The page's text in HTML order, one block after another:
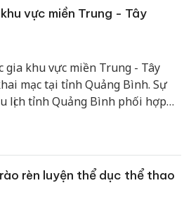
vực miền Trung - Tây
gia khu vực miền Trung - Tây
mạc tại tỉnh Quảng Bình. Sự
lịch tỉnh Quảng Bình phối hợp
rèn luyện thể dục thể thao